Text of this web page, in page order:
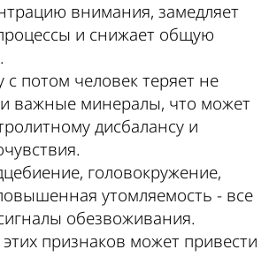
внимания, замедляет
и снижает общую
потом человек теряет не
важные минералы, что может
дисбалансу и
головокружение,
утомляемость - все
обезвоживания.
признаков может привести